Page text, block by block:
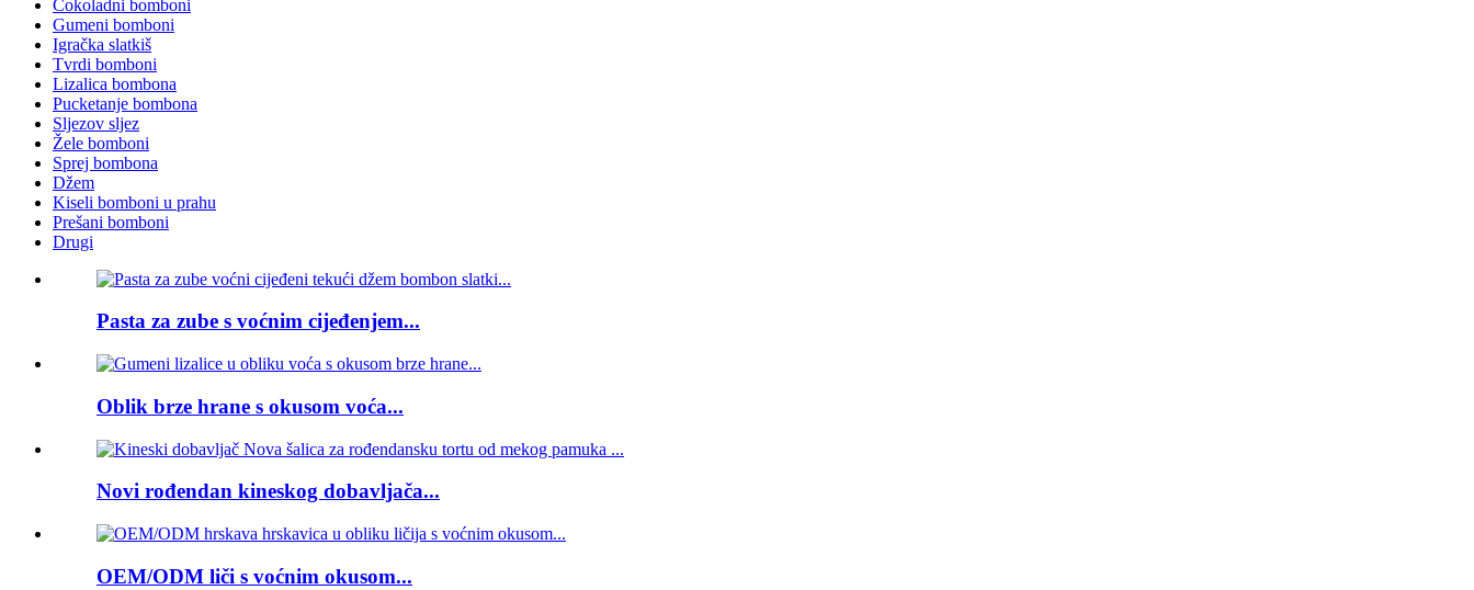
Čokoladni bomboni
Gumeni bomboni
Igračka slatkiš
Tvrdi bomboni
Lizalica bombona
Pucketanje bombona
Sljezov sljez
Žele bomboni
Sprej bombona
Džem
Kiseli bomboni u prahu
Prešani bomboni
Drugi
Pasta za zube s voćnim cijeđenjem...
Oblik brze hrane s okusom voća...
Novi rođendan kineskog dobavljača...
OEM/ODM liči s voćnim okusom...